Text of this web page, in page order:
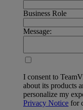
Business Role
Message:
I consent to
about its products
personalize my
Privacy Notice for